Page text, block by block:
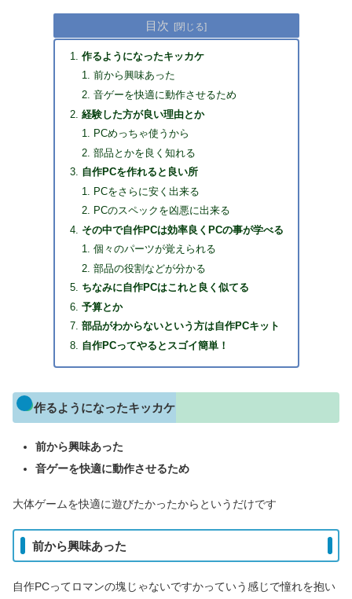
目次
作るようになったキッカケ
前から興味あった
音ゲーを快適に動作させるため
経験した方が良い理由とか
PCめっちゃ使うから
部品とかを良く知れる
自作PCを作れると良い所
PCをさらに安く出来る
PCのスペックを凶悪に出来る
その中で自作PCは効率良くPCの事が学べる
個々のパーツが覚えられる
部品の役割などが分かる
ちなみに自作PCはこれと良く似てる
予算とか
部品がわからないという方は自作PCキット
自作PCってやるとスゴイ簡単！
作るようになったキッカケ
前から興味あった
音ゲーを快適に動作させるため
大体ゲームを快適に遊びたかったからというだけです
前から興味あった
自作PCってロマンの塊じゃないですかっていう感じで憧れを抱い